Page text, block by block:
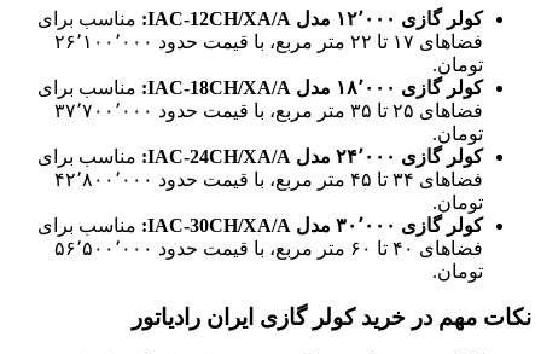
کولر گازی ۱۲٬۰۰۰ مدل
مناسب برای
فضاهای ۱۷ تا ۲۲ متر مربع، با قیمت حدود ۲۶٬۱۰۰٬۰۰۰
تومان. ​
کولر گازی
۱۸٬۰۰۰ مدل
مناسب برای
فضاهای ۲۵ تا ۳۵ متر مربع، با قیمت حدود ۳۷٬۷۰۰٬۰۰۰
تومان. ​
کولر گازی
۲۴٬۰۰۰ مدل
مناسب برای
فضاهای ۳۴ تا ۴۵ متر مربع، با قیمت حدود ۴۲٬۸۰۰٬۰۰۰
تومان. ​
کولر گازی
۳۰ ٬۰۰۰ مدل
مناسب برای
فضاهای ۴۰ تا ۶۰ متر مربع، با قیمت حدود ۵۶٬۵۰۰٬۰۰۰
تومان.
نکات مهم در خرید کولر گازی ایران رادیاتور